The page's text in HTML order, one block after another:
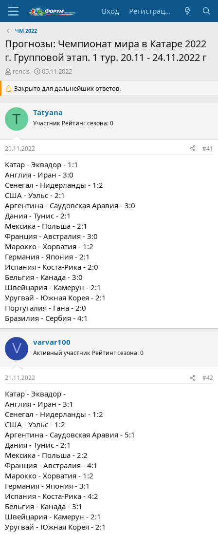
Вход Регистрация
ЧМ 2022
Прогнозы: Чемпионат мира в Катаре 2022
г. Групповой этап. 1 тур. 20.11 - 24.11.2022 г
А
т
о
р
т
м
ы
rencis
Д
т
а
а
ч
л
05.11.2022
Закрыто для дальнейших ответов.
T Tatyana
Участник Рейтинг сезона: 0
20.11.2022 #41
Катар - Эквадор - 1:1
Англия - Иран - 3:0
Сенегал - Нидерланды - 1:2
США - Уэльс - 2:1
Аргентина - Саудовская Аравия - 3:0
Дания - Тунис - 2:1
Мексика - Польша - 2:1
Франция - Австралия - 3:0
Марокко - Хорватия - 1:2
Германия - Япония - 2:1
Испания - Коста-Рика - 2:0
Бельгия - Канада - 3:0
Швейцария - Камерун - 2:1
Уругвай - Южная Корея - 2:1
Португалия - Гана - 2:0
Бразилия - Сербия - 4:1
V varvar100
Активный участник Рейтинг сезона: 0
21.11.2022 #42
Катар - Эквадор -
Англия - Иран - 3:1
Сенегал - Нидерланды - 1:2
США - Уэльс - 1:2
Аргентина - Саудовская Аравия - 5:1
Дания - Тунис - 2:1
Мексика - Польша - 2:2
Франция - Австралия - 4:1
Марокко - Хорватия - 1:2
Германия - Япония - 3:1
Испания - Коста-Рика - 4:2
Бельгия - Канада - 3:1
Швейцария - Камерун - 2:1
Уругвай - Южная Корея - 2:1